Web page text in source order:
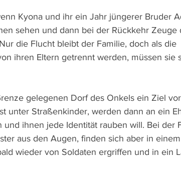
Kyona und ihr ein Jahr jüngerer Bruder
sehen und dann bei der Rückkehr Zeuge
die Flucht bleibt der Familie, doch als die
ihren Eltern getrennt werden, müssen sie
gelegenen Dorf des Onkels ein Ziel
unter Straßenkinder, werden dann an ein
ihnen jede Identität rauben will. Bei der
aus den Augen, finden sich aber in einem
wieder von Soldaten ergriffen und in ein